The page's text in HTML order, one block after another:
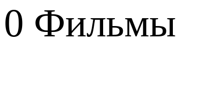
0 Фильмы